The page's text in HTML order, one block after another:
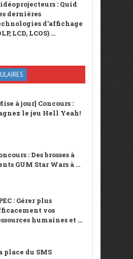
: Quid
dernières
d’affichage
LCD, LCOS) ...
à jour] Concours :
le jeu Hell Yeah!
: Des brosses à
GUM Star Wars à ...
: Gérer plus
vos
humaines et ...
place du SMS